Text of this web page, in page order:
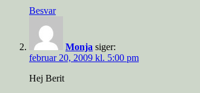
Besvar
Monja siger:
februar 20, 2009 kl. 5:00 pm
Hej Berit